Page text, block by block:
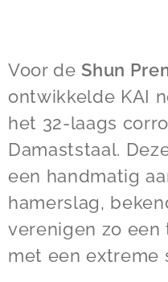
Voor deShun
ontwikkelde KAI
het 32-laags
Damaststaal.
een handmatig
hamerslag,
verenigen zo
met een extreme